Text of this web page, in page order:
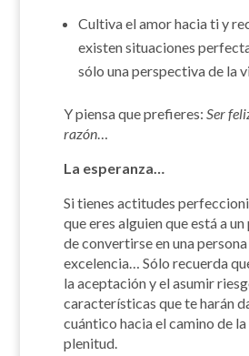
Cultiva el amor hacia ti y
existen situaciones
sólo una perspectiva de la
Y piensa que prefieres: Ser
razón…
La esperanza…
Si tienes actitudes
que eres alguien que está a
de convertirse en una
excelencia… Sólo recuerda
la aceptación y el asumir
características que te harán
cuántico hacia el camino de
plenitud.